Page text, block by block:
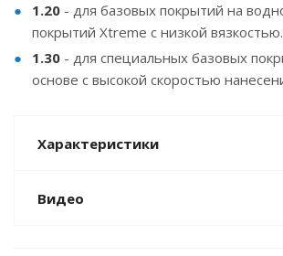
1.20 - для базовых покрытий на
покрытий Xtreme с низкой вязкостью.
1.30 - для специальных базовых
основе с высокой скоростью
Характеристики
Видео